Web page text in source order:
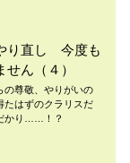
り直し 今度も
ん（４）
の尊敬、やりがいの
はずのクラリスだ
かり……！？